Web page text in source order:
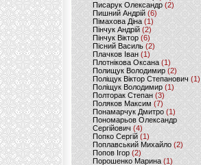
Писарук Олександр(2)
Пишний Андрій (6)
Пімахова Діна(1)
Пінчук Андрій(2)
Пінчук Віктор (6)
Пісний Василь (2)
Плачков Іван(1)
Плотнікова Оксана (1)
Полищук Володимир(2)
Поліщук Віктор Степанович(1)
Поліщук Володимир (1)
Полторак Степан(3)
Поляков Максим (7)
Понамарчук Дмитро (1)
Пономарьов Олександр
Сергійович(4)
Попко Сергій (1)
Поплавський Михайло (2)
Попов Ігор(2)
Порошенко Марина (1)